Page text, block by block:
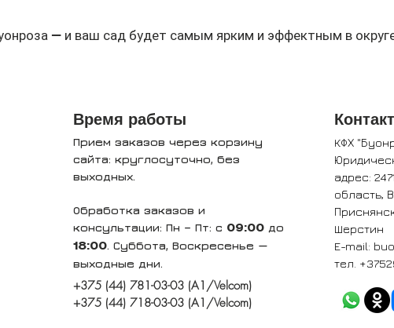
— и ваш сад будет самым ярким и эффектным в
Время работы
Прием заказов через корзину
сайта: круглосуточно, без
выходных.
Обработка заказов и
консультации: Пн – Пт: с 09:00 до
18:00. Суббота, Воскресенье —
выходные дни.
+375 (44) 781-03-03 (A1/Velcom)
+375 (44) 718-03-03 (A1/Velcom)
КФХ
адрес:
область,
Шерстин
E-mail:
тел.